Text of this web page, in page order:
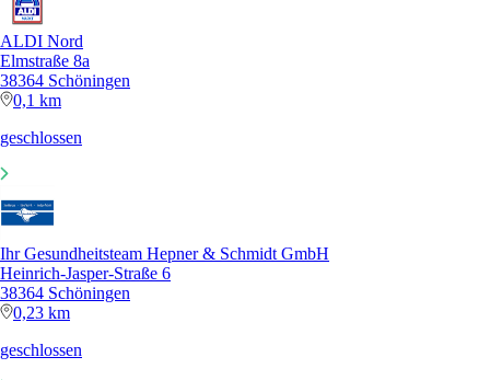
ALDI Nord
Elmstraße 8a
38364 Schöningen
0,1 km
geschlossen
Ihr Gesundheitsteam Hepner & Schmidt GmbH
Heinrich-Jasper-Straße 6
38364 Schöningen
0,23 km
geschlossen